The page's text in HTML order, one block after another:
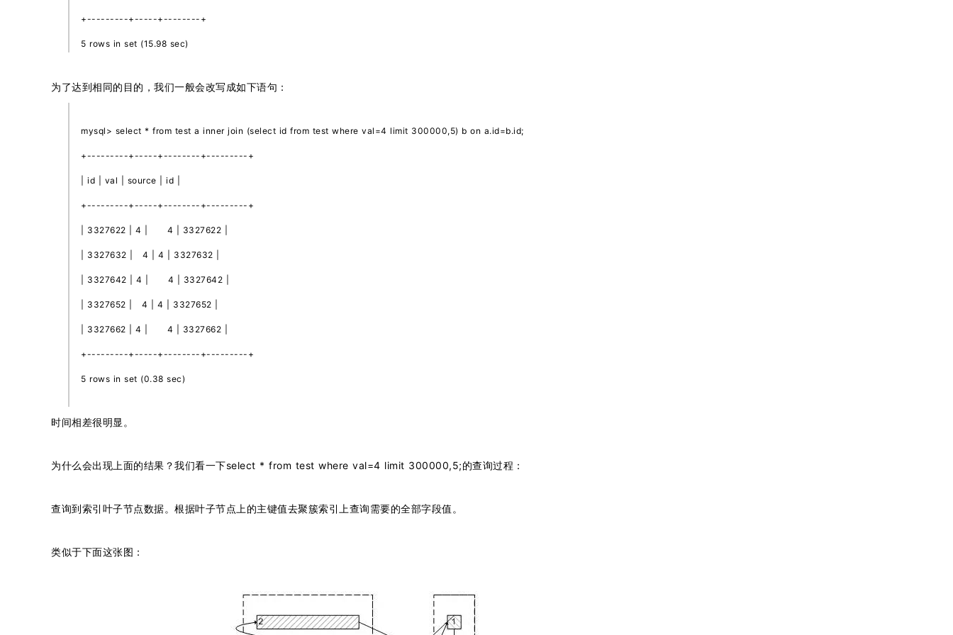
+---------+-----+--------+
5 rows in set (15.98 sec)
为了达到相同的目的，我们一般会改写成如下语句：
mysql> select * from test a inner join (select id from test where val=4 limit 300000,5) b on a.id=b.id;
+---------+-----+--------+---------+
| id | val | source | id |
+---------+-----+--------+---------+
| 3327622 | 4 | 4 | 3327622 |
| 3327632 | 4 | 4 | 3327632 |
| 3327642 | 4 | 4 | 3327642 |
| 3327652 | 4 | 4 | 3327652 |
| 3327662 | 4 | 4 | 3327662 |
+---------+-----+--------+---------+
5 rows in set (0.38 sec)
时间相差很明显。
为什么会出现上面的结果？我们看一下select * from test where val=4 limit 300000,5;的查询过程：
查询到索引叶子节点数据。根据叶子节点上的主键值去聚簇索引上查询需要的全部字段值。
类似于下面这张图：